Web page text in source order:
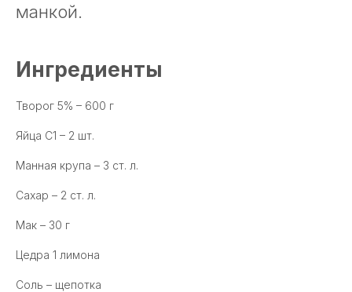
манкой.
Ингредиенты
Творог 5% – 600 г
Яйца С1 – 2 шт.
Манная крупа – 3 ст. л.
Сахар – 2 ст. л.
Мак – 30 г
Цедра 1 лимона
Соль – щепотка